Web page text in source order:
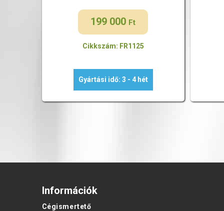
199 000 Ft
Cikkszám: FR1125
Gyártási idő: 3 - 4 hét
Információk
Cégismertető